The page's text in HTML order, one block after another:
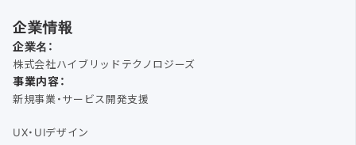
企業情報
企業名：
株式会社ハイブリッドテクノロジーズ
事業内容：
新規事業・サービス開発支援
UX・UIデザイン